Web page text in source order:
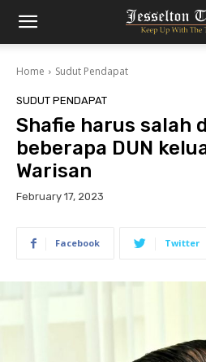
Home Sudut Pendapat
SUDUT PENDAPAT
Shafie harus salah
beberapa DUN
Warisan
February 17, 2023
Facebook Twitter